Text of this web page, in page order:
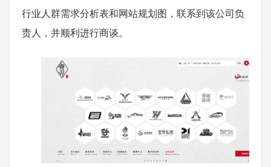
行业人群需求分析表和网站规划图，联系到该公司负
责人，并顺利进行商谈。